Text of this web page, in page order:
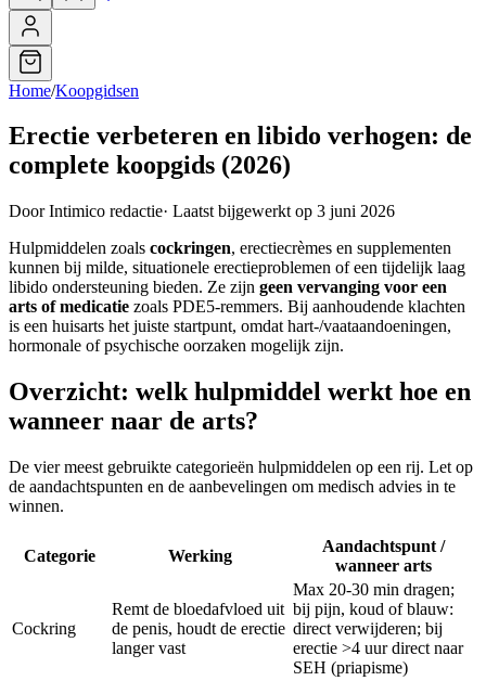
Home/Koopgidsen
Erectie verbeteren en libido verhogen: de
complete koopgids (2026)
Door Intimico redactie· Laatst bijgewerkt op 3 juni 2026
Hulpmiddelen zoals cockringen, erectiecrèmes en supplementen
kunnen bij milde, situationele erectieproblemen of een tijdelijk laag
libido ondersteuning bieden. Ze zijn geen vervanging voor een
arts of medicatie zoals PDE5-remmers. Bij aanhoudende klachten
is een huisarts het juiste startpunt, omdat hart-/vaataandoeningen,
hormonale of psychische oorzaken mogelijk zijn.
Overzicht: welk hulpmiddel werkt hoe en
wanneer naar de arts?
De vier meest gebruikte categorieën hulpmiddelen op een rij. Let op
de aandachtspunten en de aanbevelingen om medisch advies in te
winnen.
Categorie Werking
Aandachtspunt /
wanneer arts
Cockring
Remt de bloedafvloed uit
de penis, houdt de erectie
langer vast
Max 20-30 min dragen;
bij pijn, koud of blauw:
direct verwijderen; bij
erectie >4 uur direct naar
SEH (priapisme)